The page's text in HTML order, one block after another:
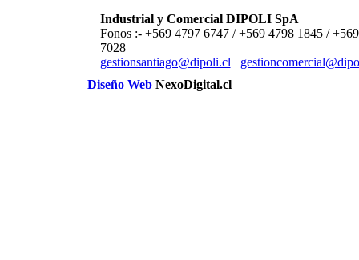
Industrial y Comercial DIPOLI SpA
Fonos :- +569 4797 6747 / +569 4798 1845 /
7028
gestionsantiago@dipoli.cl
Diseño Web NexoDigital.cl